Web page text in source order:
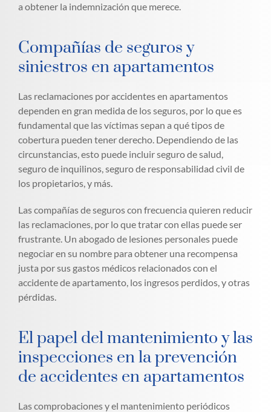
a obtener la indemnización que merece.
Compañías de seguros y
siniestros en apartamentos
Las reclamaciones por accidentes en apartamentos
dependen en gran medida de los seguros, por lo que es
fundamental que las víctimas sepan a qué tipos de
cobertura pueden tener derecho. Dependiendo de las
circunstancias, esto puede incluir seguro de salud,
seguro de inquilinos, seguro de responsabilidad civil de
los propietarios, y más.
Las compañías de seguros con frecuencia quieren reducir
las reclamaciones, por lo que tratar con ellas puede ser
frustrante. Un abogado de lesiones personales puede
negociar en su nombre para obtener una recompensa
justa por sus gastos médicos relacionados con el
accidente de apartamento, los ingresos perdidos, y otras
pérdidas.
El papel del mantenimiento y las
inspecciones en la prevención
de accidentes en apartamentos
Las comprobaciones y el mantenimiento periódicos